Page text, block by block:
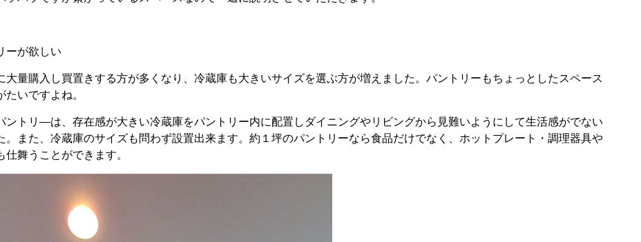
が欲しい
大量購入し買置きする方が多くなり、冷蔵庫も大きいサイズを選ぶ方が増えました。パントリーもちょっとしたスペース
いですよね。
ントリ―は、存在感が大きい冷蔵庫をパントリー内に配置しダイニングやリビングから見難いようにして生活感がでない
。また、冷蔵庫のサイズも問わず設置出来ます。約１坪のパントリーなら食品だけでなく、ホットプレート・調理器具や
仕舞うことができます。